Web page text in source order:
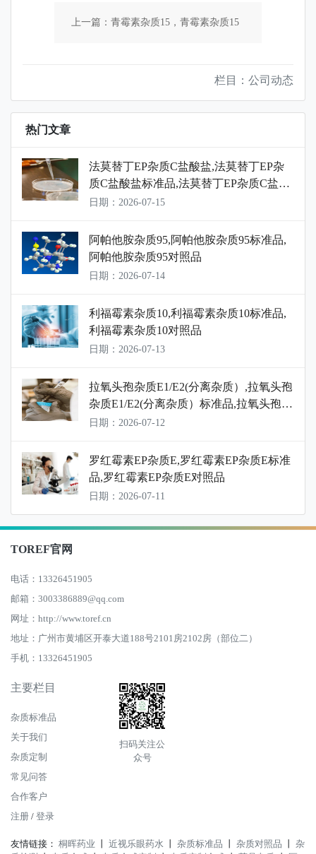
上一篇：青霉素杂质15，青霉素杂质15
下一篇：艾普拉唑杂质106，艾普拉唑杂
栏目：公司动态
热门文章
法莫替丁EP杂质C盐酸盐,法莫替丁EP杂
质C盐酸盐标准品,法莫替丁EP杂质C盐酸
盐对照品
日期：2026-07-15
阿帕他胺杂质95,阿帕他胺杂质95标准品,
阿帕他胺杂质95对照品
日期：2026-07-14
利福霉素杂质10,利福霉素杂质10标准品,
利福霉素杂质10对照品
日期：2026-07-13
拉氧头孢杂质E1/E2(分离杂质）,拉氧头孢
杂质E1/E2(分离杂质）标准品,拉氧头孢杂
质E1/E2(分离杂质）对照品
日期：2026-07-12
罗红霉素EP杂质E,罗红霉素EP杂质E标准
品,罗红霉素EP杂质E对照品
日期：2026-07-11
TOREF官网
电话：13326451905
邮箱：3003386889@qq.com
网址：http://www.toref.cn
地址：广州市黄埔区开泰大道188号2101房2102房（部位二）
手机：13326451905
主要栏目
杂质标准品
关于我们
杂质定制
常见问答
合作客户
注册 / 登录
扫码关注公
众号
友情链接： 桐晖药业 近视乐眼药水 杂质标准品 杂质对照品
杂